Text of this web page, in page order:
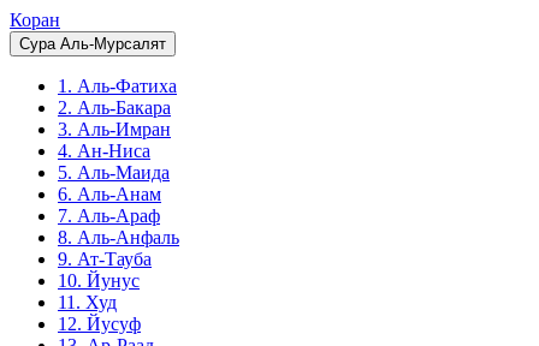
Коран
Сура Аль-Мурсалят
1. Аль-Фатиха
2. Аль-Бакара
3. Аль-Имран
4. Ан-Ниса
5. Аль-Маида
6. Аль-Анам
7. Аль-Араф
8. Аль-Анфаль
9. Ат-Тауба
10. Йунус
11. Худ
12. Йусуф